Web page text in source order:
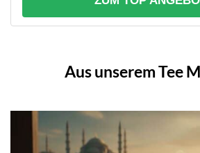
Aus unserem Tee